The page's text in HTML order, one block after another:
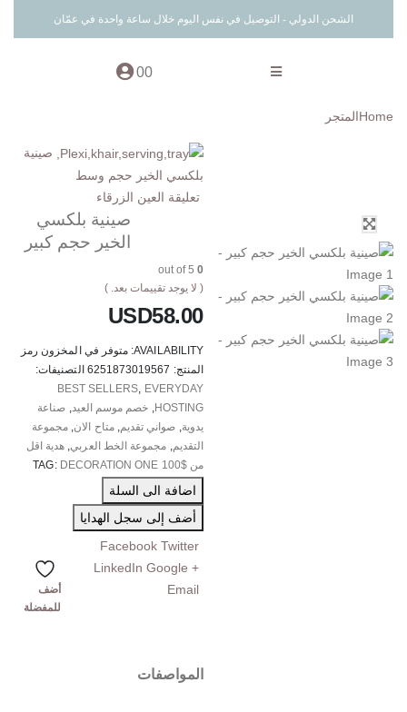
الشحن الدولي - التوصيل في نفس اليوم خلال ساعة واحدة في عمّان
00
Homeالمتجر
صينية
بلكسي الخير حجم وسط
تعليقة العين الزرقاء
صينية بلكسي
الخير حجم كبير
0
( لا يوجد تقييمات بعد. )
USD58.00
AVAILABILITY: متوفر في المخزون رمز
المنتج: 6251873019567 التصنيفات:
BEST SELLERS, EVERYDAY
HOSTING
, خصم موسم العيد, صناعة
يدوية, صواني تقديم,متاح الان, مجموعة
التقديم, مجموعة الخط العربي, هدية اقل
من $100
TAG: DECORATION ONE
اضافة الى السلة
أضف إلى سجل الهدايا
Facebook Twitter
LinkedIn Google +
Email
أضف
للمفضلة
المواصفات